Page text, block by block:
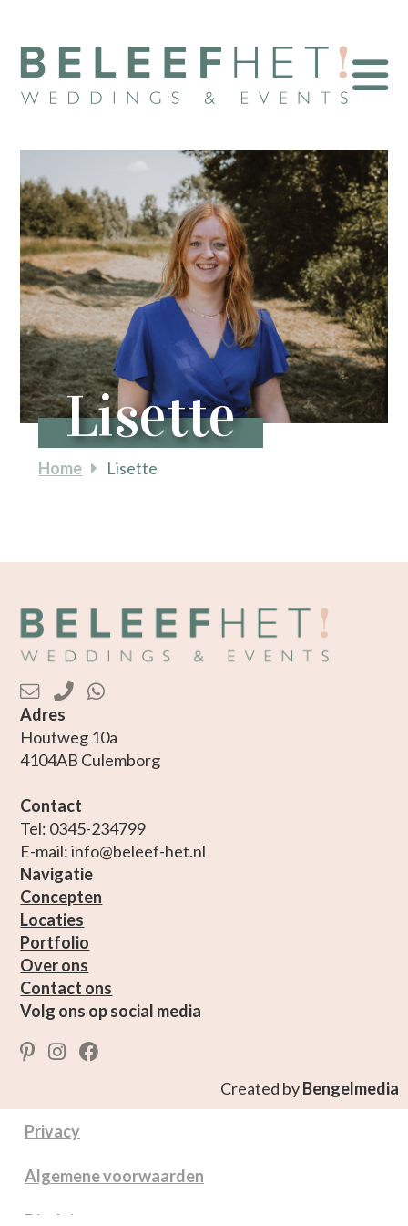
Lisette
Home Lisette
Adres
Houtweg 10a
4104AB Culemborg
Contact
Tel: 0345-234799
E-mail: info@beleef-het.nl
Navigatie
Concepten
Locaties
Portfolio
Over ons
Contact ons
Volg ons op social media
Created byBengelmedia
Privacy
Algemene voorwaarden
Disclaimer